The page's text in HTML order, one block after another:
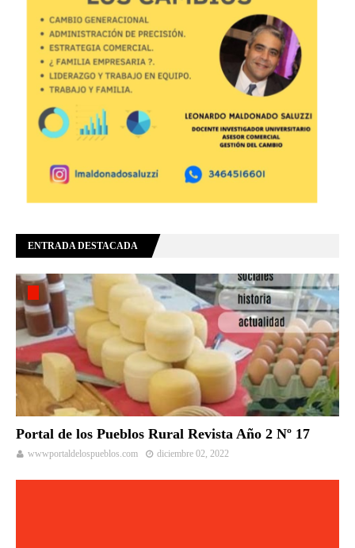
ENTRADA DESTACADA
Portal de los Pueblos Rural Revista Año 2 Nº 17
wwwportaldelospueblos.com diciembre 02, 2022